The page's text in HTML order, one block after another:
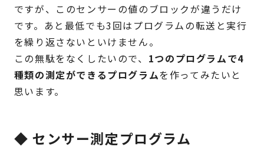
ですが、このセンサーの値のブロックが違うだけ
です。あと最低でも3回はプログラムの転送と実行
を繰り返さないといけません。
この無駄をなくしたいので、 1つのプログラムで4
種類の測定ができるプログラムを作ってみたいと
思います。
◆ センサー測定プログラム